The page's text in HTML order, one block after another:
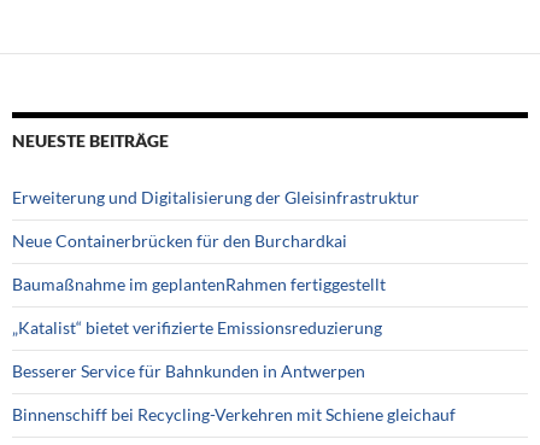
NEUESTE BEITRÄGE
Erweiterung und Digitalisierung der Gleisinfrastruktur
Neue Containerbrücken für den Burchardkai
Baumaßnahme im geplantenRahmen fertiggestellt
„Katalist“ bietet verifizierte Emissionsreduzierung
Besserer Service für Bahnkunden in Antwerpen
Binnenschiff bei Recycling-Verkehren mit Schiene gleichauf